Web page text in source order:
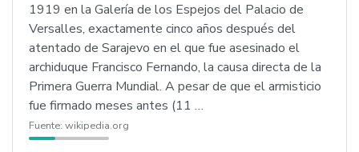
1919 en la Galería de los Espejos del Palacio de
Versalles, exactamente cinco años después del
atentado de Sarajevo en el que fue asesinado el
archiduque Francisco Fernando, la causa directa de la
Primera Guerra Mundial. A pesar de que el armisticio
fue firmado meses antes (11 …
Fuente: wikipedia.org